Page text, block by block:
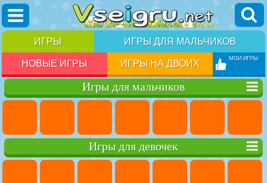
ИГРЫ ИГРЫ ДЛЯ МАЛЬЧИКОВ
НОВЫЕ ИГРЫ ИГРЫ НА ДВОИХ МОИ ИГРЫ
Игры для мальчиков
Игры для девочек